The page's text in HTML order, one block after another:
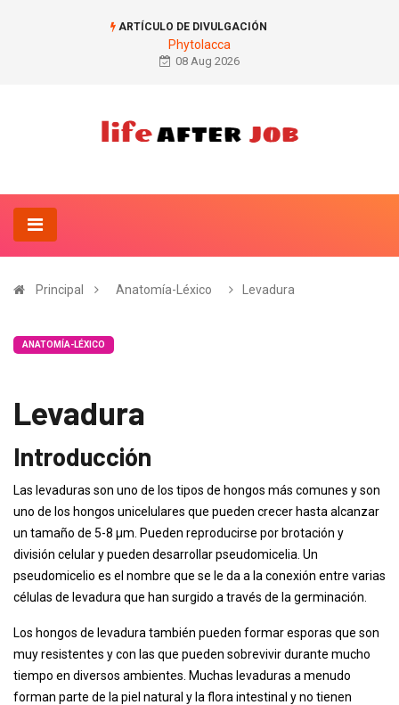
ARTÍCULO DE DIVULGACIÓN
Phytolacca
08 Aug 2026
Principal Anatomía-Léxico Levadura
ANATOMÍA-LÉXICO
Levadura
Introducción
Las levaduras son uno de los tipos de hongos más comunes y son
uno de los hongos unicelulares que pueden crecer hasta alcanzar
un tamaño de 5-8 µm. Pueden reproducirse por brotación y
división celular y pueden desarrollar pseudomicelia. Un
pseudomicelio es el nombre que se le da a la conexión entre varias
células de levadura que han surgido a través de la germinación.
Los hongos de levadura también pueden formar esporas que son
muy resistentes y con las que pueden sobrevivir durante mucho
tiempo en diversos ambientes. Muchas levaduras a menudo
forman parte de la piel natural y la flora intestinal y no tienen